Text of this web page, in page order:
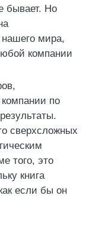
бывает. Но
мира,
компании
по
сверхсложных
того, это
книга
если бы он